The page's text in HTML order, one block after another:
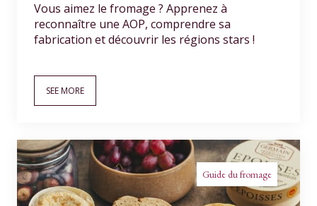
Vous aimez le fromage ? Apprenez à
reconnaître une AOP, comprendre sa
fabrication et découvrir les régions stars !
SEE MORE
Guide du fromage